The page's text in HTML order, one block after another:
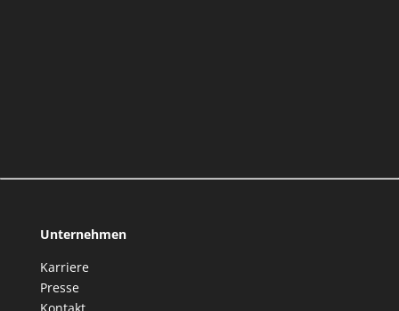
Unternehmen
Karriere
Presse